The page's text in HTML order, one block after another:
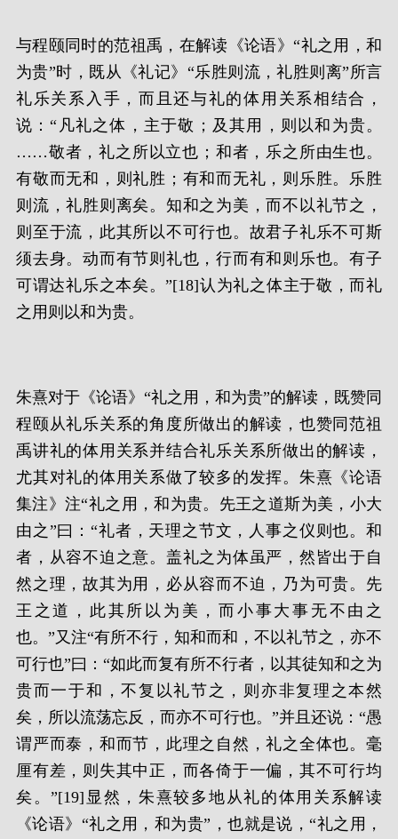
与程颐同时的范祖禹，在解读《论语》“礼之用，和
为贵”时，既从《礼记》“乐胜则流，礼胜则离”所言
礼乐关系入手，而且还与礼的体用关系相结合，
说：“凡礼之体，主于敬；及其用，则以和为贵。
……敬者，礼之所以立也；和者，乐之所由生也。
有敬而无和，则礼胜；有和而无礼，则乐胜。乐胜
则流，礼胜则离矣。知和之为美，而不以礼节之，
则至于流，此其所以不可行也。故君子礼乐不可斯
须去身。动而有节则礼也，行而有和则乐也。有子
可谓达礼乐之本矣。”[18]认为礼之体主于敬，而礼
之用则以和为贵。
朱熹对于《论语》“礼之用，和为贵”的解读，既赞同
程颐从礼乐关系的角度所做出的解读，也赞同范祖
禹讲礼的体用关系并结合礼乐关系所做出的解读，
尤其对礼的体用关系做了较多的发挥。朱熹《论语
集注》注“礼之用，和为贵。先王之道斯为美，小大
由之”曰：“礼者，天理之节文，人事之仪则也。和
者，从容不迫之意。盖礼之为体虽严，然皆出于自
然之理，故其为用，必从容而不迫，乃为可贵。先
王之道，此其所以为美，而小事大事无不由之
也。”又注“有所不行，知和而和，不以礼节之，亦不
可行也”曰：“如此而复有所不行者，以其徒知和之为
贵而一于和，不复以礼节之，则亦非复理之本然
矣，所以流荡忘反，而亦不可行也。”并且还说：“愚
谓严而泰，和而节，此理之自然，礼之全体也。毫
厘有差，则失其中正，而各倚于一偏，其不可行均
矣。”[19]显然，朱熹较多地从礼的体用关系解读
《论语》“礼之用，和为贵”，也就是说，“礼之用，